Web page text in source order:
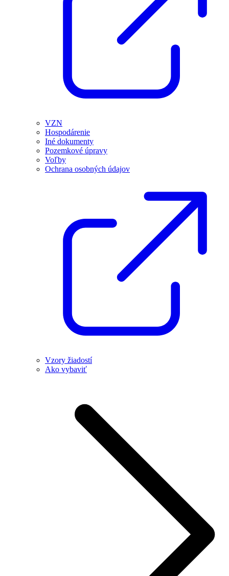
VZN
Hospodárenie
Iné dokumenty
Pozemkové úpravy
Voľby
Ochrana osobných údajov
Vzory žiadostí
Ako vybaviť